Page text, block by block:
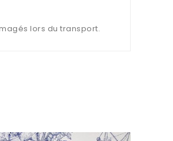
lors du transport.